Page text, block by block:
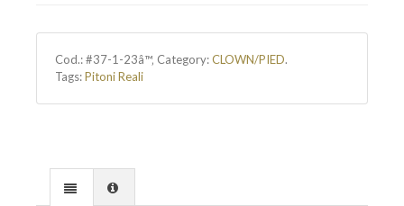
Cod.:#37-1-23â™‚ Category:CLOWN/PIED.
Tags:Pitoni Reali